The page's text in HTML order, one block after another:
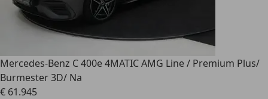
Mercedes-Benz C 400e 4MATIC AMG Line / Premium Plus/
Burmester 3D/ Na
€ 61.945